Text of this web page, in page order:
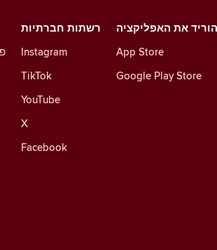
רשתות חברתיות
Instagram
TikTok
YouTube
X
Facebook
App Store
Google Play Store